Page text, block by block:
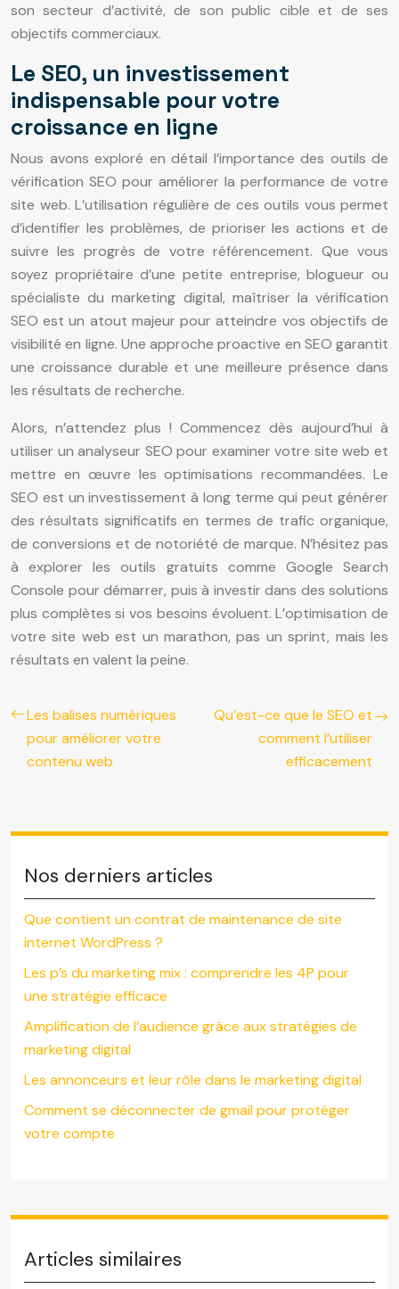
son secteur d’activité, de son public cible et de ses
objectifs commerciaux.
Le SEO, un investissement
indispensable pour votre
croissance en ligne
Nous avons exploré en détail l’importance des outils de
vérification SEO pour améliorer la performance de votre
site web. L’utilisation régulière de ces outils vous permet
d’identifier les problèmes, de prioriser les actions et de
suivre les progrès de votre référencement. Que vous
soyez propriétaire d’une petite entreprise, blogueur ou
spécialiste du marketing digital, maîtriser la vérification
SEO est un atout majeur pour atteindre vos objectifs de
visibilité en ligne. Une approche proactive en SEO garantit
une croissance durable et une meilleure présence dans
les résultats de recherche.
Alors, n’attendez plus ! Commencez dès aujourd’hui à
utiliser un analyseur SEO pour examiner votre site web et
mettre en œuvre les optimisations recommandées. Le
SEO est un investissement à long terme qui peut générer
des résultats significatifs en termes de trafic organique,
de conversions et de notoriété de marque. N’hésitez pas
à explorer les outils gratuits comme Google Search
Console pour démarrer, puis à investir dans des solutions
plus complètes si vos besoins évoluent. L’optimisation de
votre site web est un marathon, pas un sprint, mais les
résultats en valent la peine.
Les balises numériques
pour améliorer votre
contenu web
Qu’est-ce que le SEO et
comment l’utiliser
efficacement
Nos derniers articles
Que contient un contrat de maintenance de site
internet WordPress ?
Les p’s du marketing mix : comprendre les 4P pour
une stratégie efficace
Amplification de l’audience grâce aux stratégies de
marketing digital
Les annonceurs et leur rôle dans le marketing digital
Comment se déconnecter de gmail pour protéger
votre compte
Articles similaires